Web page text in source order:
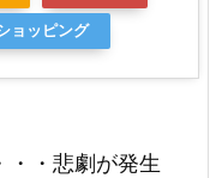
ョッピング
・・悲劇が発生